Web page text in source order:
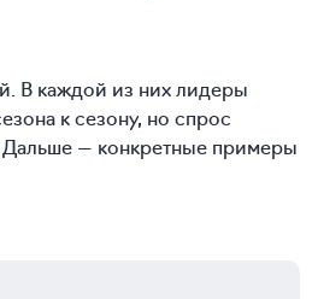
В каждой из них лидеры
к сезону, но спрос
Дальше — конкретные примеры